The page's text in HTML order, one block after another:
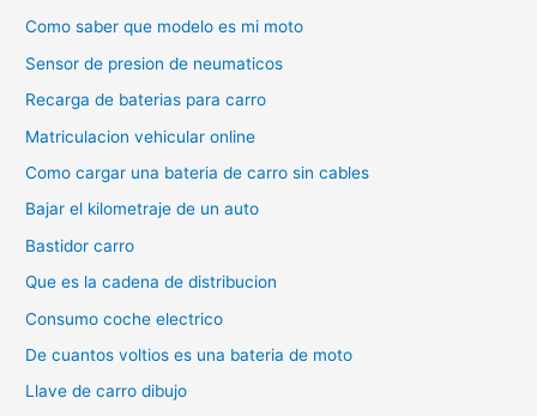
Como saber que modelo es mi moto
Sensor de presion de neumaticos
Recarga de baterias para carro
Matriculacion vehicular online
Como cargar una bateria de carro sin cables
Bajar el kilometraje de un auto
Bastidor carro
Que es la cadena de distribucion
Consumo coche electrico
De cuantos voltios es una bateria de moto
Llave de carro dibujo